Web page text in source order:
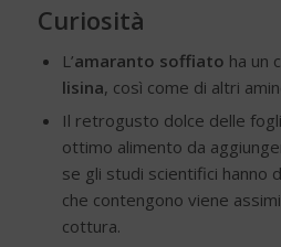
Curiosità
L’amaranto soffiato ha un
lisina, così come di altri
Il retrogusto dolce delle
ottimo alimento da
se gli studi scientifici hanno
che contengono viene
cottura.